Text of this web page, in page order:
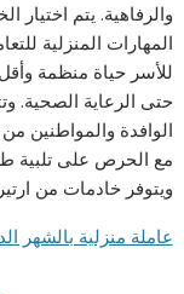
والرفاهية. يتم اختيار
المهارات المنزلية
للأسر حياة منظمة
حتى الرعاية الصحية.
الوافدة والمواطنين
مع الحرص على تلبية
ويتوفر خادمات من
عاملة منزلية بالشهر